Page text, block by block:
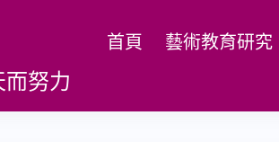
努力
首頁 藝術教育研究